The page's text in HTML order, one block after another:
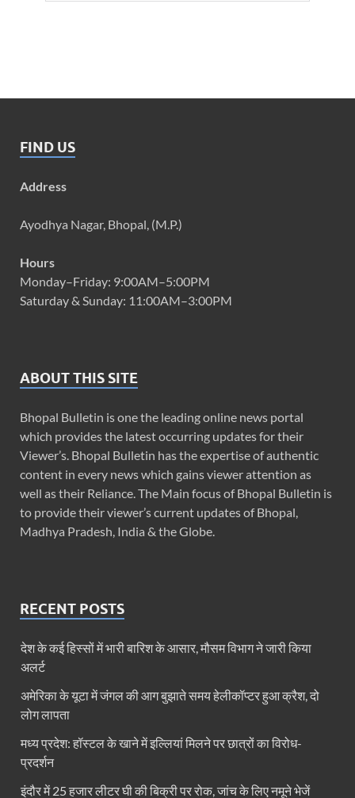
FIND US
Address
Ayodhya Nagar, Bhopal, (M.P.)
Hours
Monday–Friday: 9:00AM–5:00PM
Saturday & Sunday: 11:00AM–3:00PM
ABOUT THIS SITE
Bhopal Bulletin is one the leading online news portal
which provides the latest occurring updates for their
Viewer’s. Bhopal Bulletin has the expertise of authentic
content in every news which gains viewer attention as
well as their Reliance. The Main focus of Bhopal Bulletin is
to provide their viewer’s current updates of Bhopal,
Madhya Pradesh, India & the Globe.
RECENT POSTS
देश के कई हिस्सों में भारी बारिश के आसार, मौसम विभाग ने जारी किया
अलर्ट
अमेरिका के यूटा में जंगल की आग बुझाते समय हेलीकॉप्टर हुआ क्रैश, दो
लोग लापता
मध्य प्रदेश: हॉस्टल के खाने में इल्लियां मिलने पर छात्रों का विरोध-
प्रदर्शन
इंदौर में 25 हजार लीटर घी की बिक्री पर रोक, जांच के लिए नमूने भेजें